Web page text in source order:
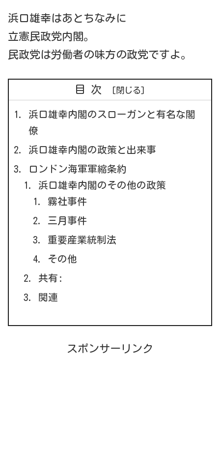
浜口雄幸はあとちなみに
立憲民政党内閣。
民政党は労働者の味方の政党ですよ。
目次
浜口雄幸内閣のスローガンと有名な閣
僚
浜口雄幸内閣の政策と出来事
ロンドン海軍軍縮条約
浜口雄幸内閣のその他の政策
霧社事件
三月事件
重要産業統制法
その他
共有:
関連
スポンサーリンク